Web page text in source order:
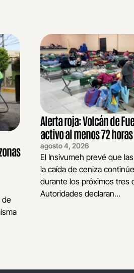
de
Alerta roja: Volcán de
activo al menos 72
agosto 4, 2026
El Insivumeh prevé que
la caída de ceniza
durante los próximos tres
Autoridades declaran...